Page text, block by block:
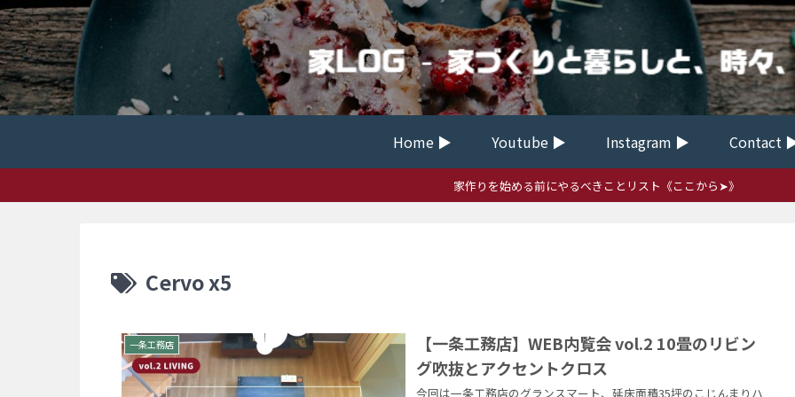
Home ▶ Youtube ▶ Instagram ▶ Contact
家作りを始める前にやるべきことリスト《ここから➤》
Cervo x5
一条工務店
【一条工務店】WEB内覧会 vol.2 10畳のリビン
グ吹抜とアクセントクロス
今回は一条工務店のグランスマート、延床面積35坪のこじんまりハ